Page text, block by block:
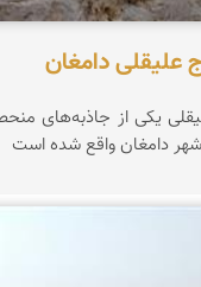
علیقلی دامغان
یکی از جاذبه‌های